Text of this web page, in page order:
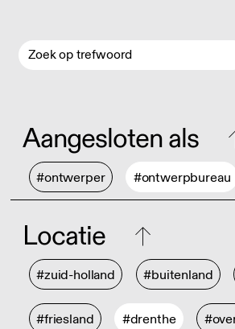
Aangesloten als
#ontwerper #ontwerpbureau
Locatie
#zuid-holland #buitenland
#friesland #drenthe